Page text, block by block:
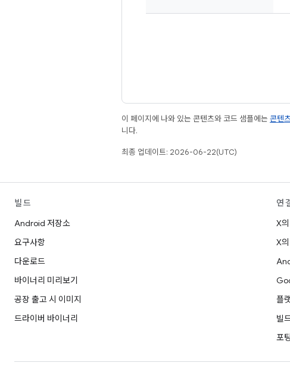
이 페이지에 나와 있는 콘텐츠와 코드 샘플에는 콘텐
니다.
최종 업데이트: 2026-06-22(UTC)
빌드
Android 저장소
요구사항
다운로드
바이너리 미리보기
공장 출고 시 이미지
드라이버 바이너리
연
X
X
플
빌
포